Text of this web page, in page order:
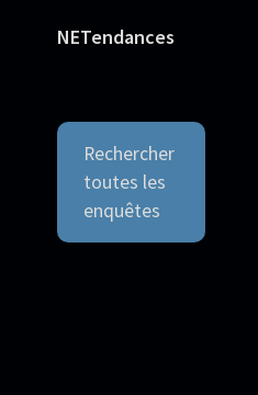
NETendances
Rechercher
toutes les
enquêtes